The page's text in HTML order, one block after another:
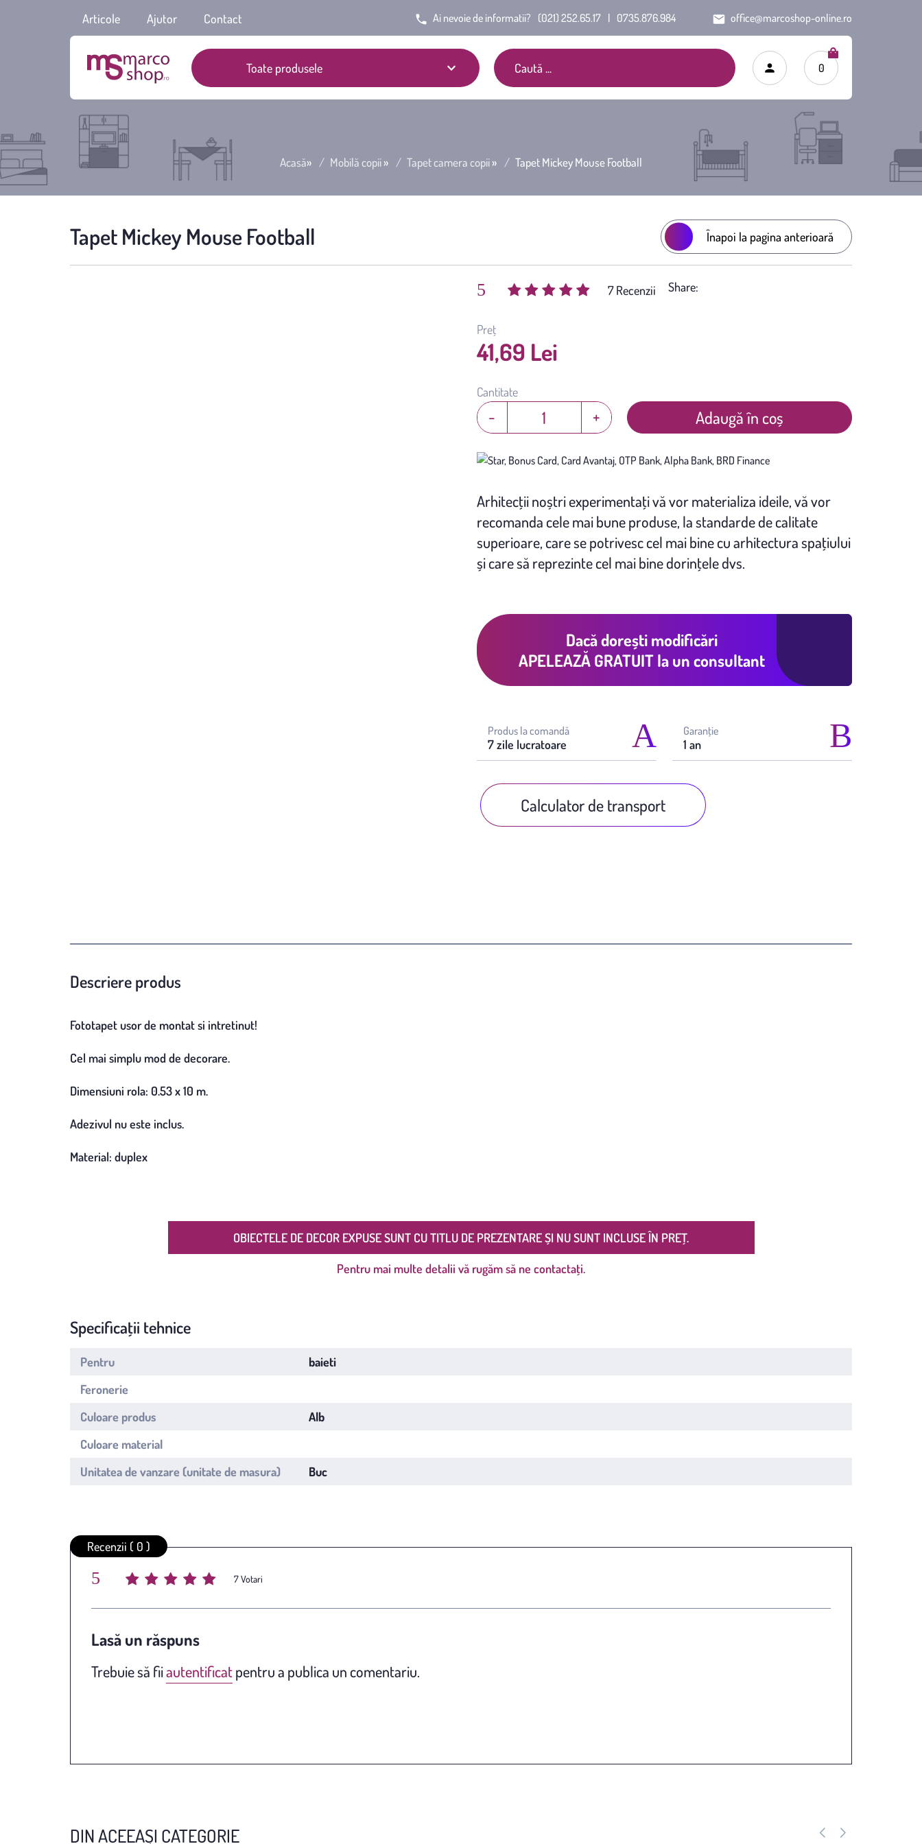
Ai nevoie de informatii? (021) 252.65.17 | 0735.876.984 office@marcoshop-online.ro
Toate produsele
Articole Ajutor Contact
0
Acasă» Mobilă copii» Tapet camera copii» Tapet Mickey Mouse Football
Înapoi la pagina anterioară
Tapet Mickey Mouse Football
5 7 Share:
Preț
41,69 Lei
Cantitate
+
- Adaugă în coș
Arhitecţii noștri experimentaţi vă vor materializa ideile, vă vor
recomanda cele mai bune produse, la standarde de calitate
superioare, care se potrivesc cel mai bine cu arhitectura spaţiului
și care să reprezinte cel mai bine dorinţele dvs.
Dacă dorești modificări
APELEAZĂ GRATUITla un consultant
Produs la comandă
7 zile lucratoare
Garanţie
1 an
Calculator de transport
Descriere produs
Fototapet usor de montat si intretinut!
Cel mai simplu mod de decorare.
Dimensiuni rola: 0.53 x 10 m.
Adezivul nu este inclus.
Material: duplex
OBIECTELE DE DECOR EXPUSE SUNT CU TITLU DE PREZENTARE ȘI NU SUNT INCLUSE ÎN PREȚ.
Pentru mai multe detalii vă rugăm să ne contactați.
Specificații tehnice
Pentru
baieti
Feronerie
Culoare produs
Alb
Culoare material
Unitatea de vanzare (unitate de masura)
Buc
Average rating
5 / 5. Vote count:
7
Recenzii ( 0 )
Lasă un răspuns
Trebuie să fiiautentificatpentru a publica un comentariu.
DIN ACEEAȘI CATEGORIE